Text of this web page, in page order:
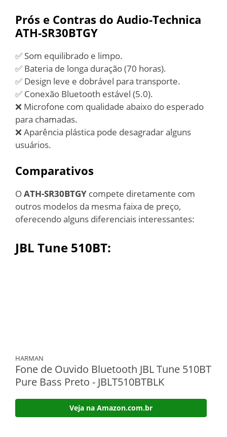
Prós e Contras do Audio-Technica
ATH-SR30BTGY
✅ Som equilibrado e limpo.
✅ Bateria de longa duração (70 horas).
✅ Design leve e dobrável para transporte.
✅ Conexão Bluetooth estável (5.0).
❌ Microfone com qualidade abaixo do esperado
para chamadas.
❌ Aparência plástica pode desagradar alguns
usuários.
Comparativos
OATH-SR30BTGY compete diretamente com
outros modelos da mesma faixa de preço,
oferecendo alguns diferenciais interessantes:
JBL Tune 510BT:
HARMAN
Fone de Ouvido Bluetooth JBL Tune 510BT
Pure Bass Preto - JBLT510BTBLK
Veja na Amazon.com.br